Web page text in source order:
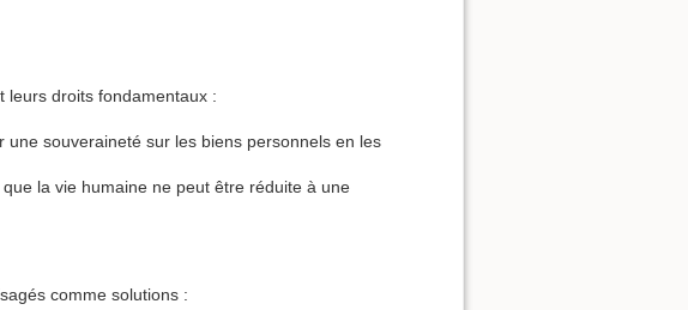
leurs droits fondamentaux :
une souveraineté sur les biens personnels en les
que la vie humaine ne peut être réduite à une
comme solutions :